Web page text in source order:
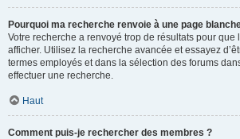
Pourquoi ma recherche renvoie à une page
Votre recherche a renvoyé trop de résultats pour que
afficher. Utilisez la recherche avancée et essayez
termes employés et dans la sélection des forums
effectuer une recherche.
Haut
Comment puis-je rechercher des membres ?